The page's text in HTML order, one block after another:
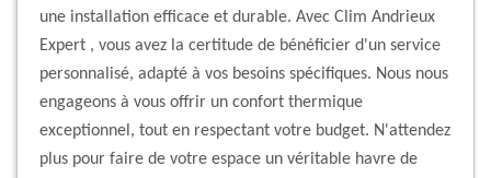
une installation efficace et durable. Avec Clim Andrieux
Expert , vous avez la certitude de bénéficier d'un service
personnalisé, adapté à vos besoins spécifiques. Nous nous
engageons à vous offrir un confort thermique
exceptionnel, tout en respectant votre budget. N'attendez
plus pour faire de votre espace un véritable havre de